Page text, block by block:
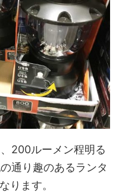
200ルーメン程明る
通り趣のあるランタ
ります。